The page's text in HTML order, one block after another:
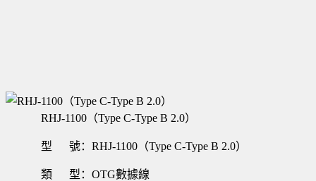
RHJ-1100（Type C-Type B 2.0）
型 號：RHJ-1100（Type C-Type B 2.0）
類 型：OTG數據線